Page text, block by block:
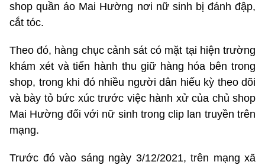
shop quần áo Mai Hường nơi nữ sinh bị đánh đập,
cắt tóc.
Theo đó, hàng chục cảnh sát có mặt tại hiện trường
khám xét và tiến hành thu giữ hàng hóa bên trong
shop, trong khi đó nhiều người dân hiếu kỳ theo dõi
và bày tỏ bức xúc trước việc hành xử của chủ shop
Mai Hường đối với nữ sinh trong clip lan truyền trên
mạng.
Trước đó vào sáng ngày 3/12/2021, trên mạng xã